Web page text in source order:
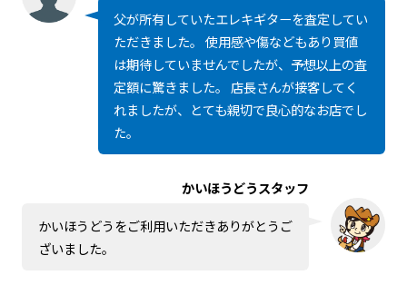
父が所有していたエレキギターを査定してい
ただきました。 使用感や傷などもあり買値
は期待していませんでしたが、予想以上の査
定額に驚きました。 店長さんが接客してく
れましたが、とても親切で良心的なお店でし
た。
かいほうどうスタッフ
かいほうどうをご利用いただきありがとうご
ざいました。